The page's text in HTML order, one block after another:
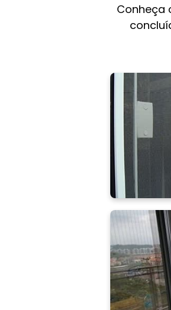
Conheça